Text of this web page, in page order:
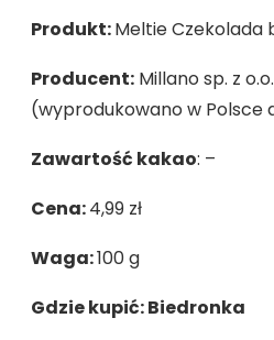
Produkt:Meltie Czekolada
Producent: Millano sp. z o.o.
(wyprodukowano w Polsce
Zawartość kakao: –
Cena:4,99 zł
Waga:100 g
Gdzie kupić:Biedronka